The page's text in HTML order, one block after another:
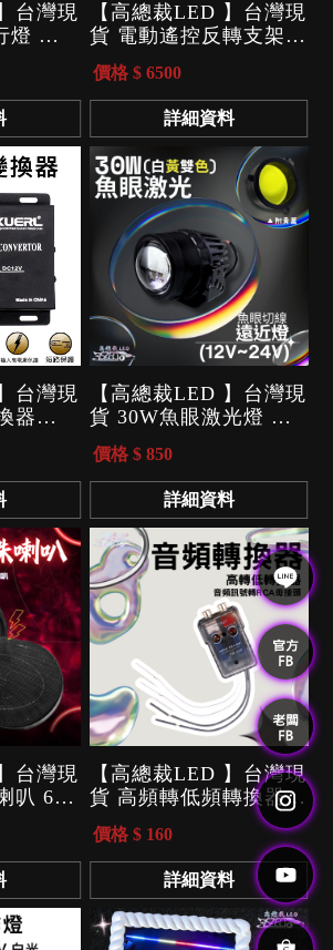
台灣現
燈 黃
燈 轉
【高總裁LED 】台灣現
貨 電動遙控反轉支架
車頂 隱藏式 翻轉 反轉
支架 長排燈 投射燈支
架 遙控 支架
價格 $ 6500
詳細資料
台灣現
器
20A
逆變
【高總裁LED 】台灣現
貨 30W魚眼激光燈 工
作燈 近遠燈 黃光 白光
防水 高亮 12V 24V 照
明 照輪 照地
價格 $ 850
詳細資料
台灣現
叭 6x9
功率
揚聲器
【高總裁LED 】台灣現
貨 高頻轉低頻轉換器
喇叭線轉RCA TSK高轉
低濾波器RCA 粗線款
高音轉低音 喇叭轉重低
價格 $ 160
詳細資料